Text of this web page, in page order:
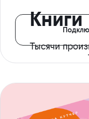
Книги
Тысячи
с доступом